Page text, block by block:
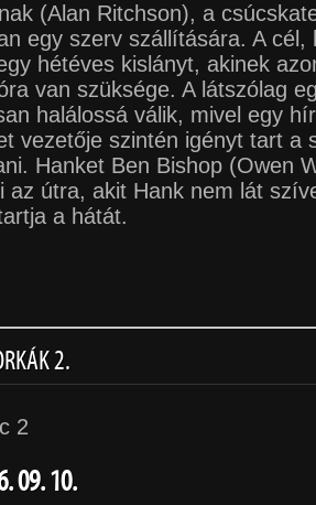
(Alan Ritchson), a
egy szerv szállítására. A cél,
hétéves kislányt, akinek
van szüksége. A látszólag
halálossá válik, mivel egy
vezetője szintén igényt tart a
Hanket Ben Bishop (Owen
az útra, akit Hank nem lát
a hátát.
2.
2
09. 10.